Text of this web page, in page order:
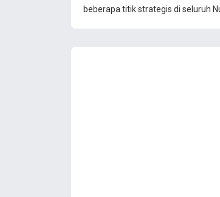
beberapa titik strategis di seluruh